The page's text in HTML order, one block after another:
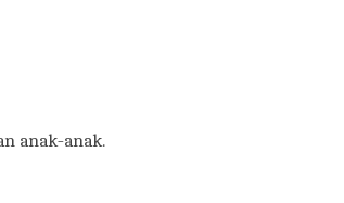
anak-anak.